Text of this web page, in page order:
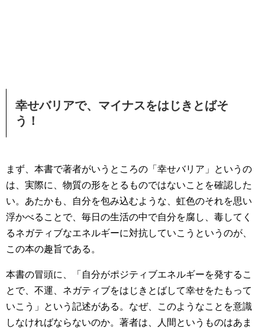
幸せバリアで、マイナスをはじきとばそ
う！
まず、本書で著者がいうところの「幸せバリア」というの
は、実際に、物質の形をとるものではないことを確認した
い。あたかも、自分を包み込むような、虹色のそれを思い
浮かべることで、毎日の生活の中で自分を腐し、毒してく
るネガティブなエネルギーに対抗していこうというのが、
この本の趣旨である。
本書の冒頭に、「自分がポジティブエネルギーを発するこ
とで、不運、ネガティブをはじきとばして幸せをたもって
いこう」という記述がある。なぜ、このようなことを意識
しなければならないのか。著者は、人間というものはあま